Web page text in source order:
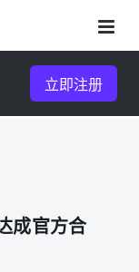
立即注册
成官方合
右上角
右上角